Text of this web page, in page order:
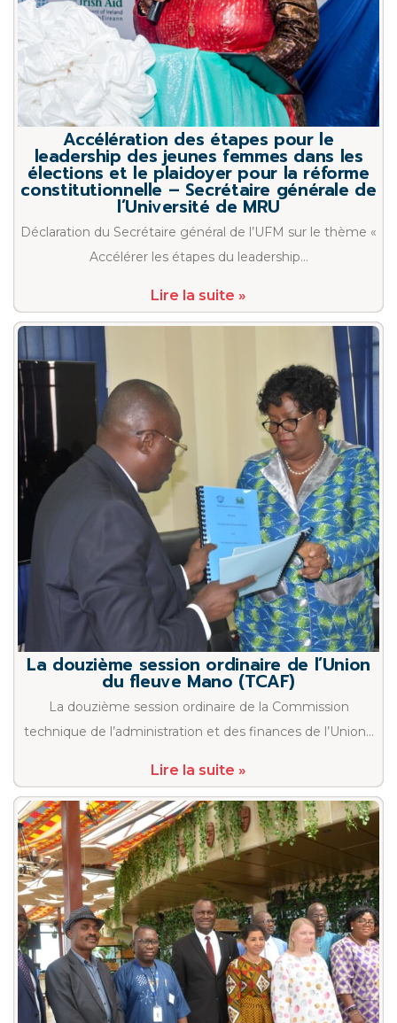
Accélération des étapes pour le
leadership des jeunes femmes dans les
élections et le plaidoyer pour la réforme
constitutionnelle – Secrétaire générale de
l’Université de MRU
Déclaration du Secrétaire général de l’UFM sur le thème «
Accélérer les étapes du leadership…
Lire la suite »
La douzième session ordinaire de l’Union
du fleuve Mano (TCAF)
La douzième session ordinaire de la Commission
technique de l’administration et des finances de l’Union…
Lire la suite »